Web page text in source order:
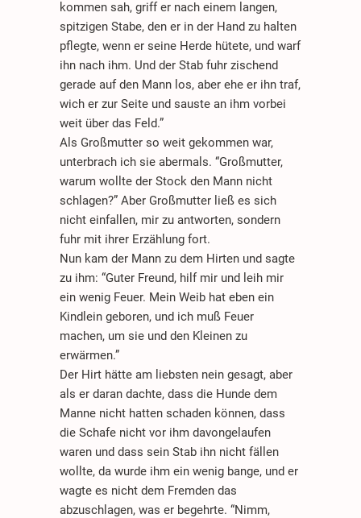
kommen sah, griff er nach einem langen,
spitzigen Stabe, den er in der Hand zu halten
pflegte, wenn er seine Herde hütete, und warf
ihn nach ihm. Und der Stab fuhr zischend
gerade auf den Mann los, aber ehe er ihn traf,
wich er zur Seite und sauste an ihm vorbei
weit über das Feld.”
Als Großmutter so weit gekommen war,
unterbrach ich sie abermals. “Großmutter,
warum wollte der Stock den Mann nicht
schlagen?” Aber Großmutter ließ es sich
nicht einfallen, mir zu antworten, sondern
fuhr mit ihrer Erzählung fort.
Nun kam der Mann zu dem Hirten und sagte
zu ihm: “Guter Freund, hilf mir und leih mir
ein wenig Feuer. Mein Weib hat eben ein
Kindlein geboren, und ich muß Feuer
machen, um sie und den Kleinen zu
erwärmen.”
Der Hirt hätte am liebsten nein gesagt, aber
als er daran dachte, dass die Hunde dem
Manne nicht hatten schaden können, dass
die Schafe nicht vor ihm davongelaufen
waren und dass sein Stab ihn nicht fällen
wollte, da wurde ihm ein wenig bange, und er
wagte es nicht dem Fremden das
abzuschlagen, was er begehrte. “Nimm,